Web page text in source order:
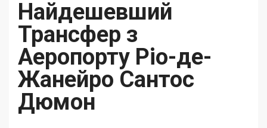
Найдешевший
Трансфер з
Аеропорту Ріо-де-
Жанейро Сантос
Дюмон